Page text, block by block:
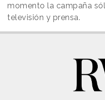
momento la campaña
televisión y prensa.